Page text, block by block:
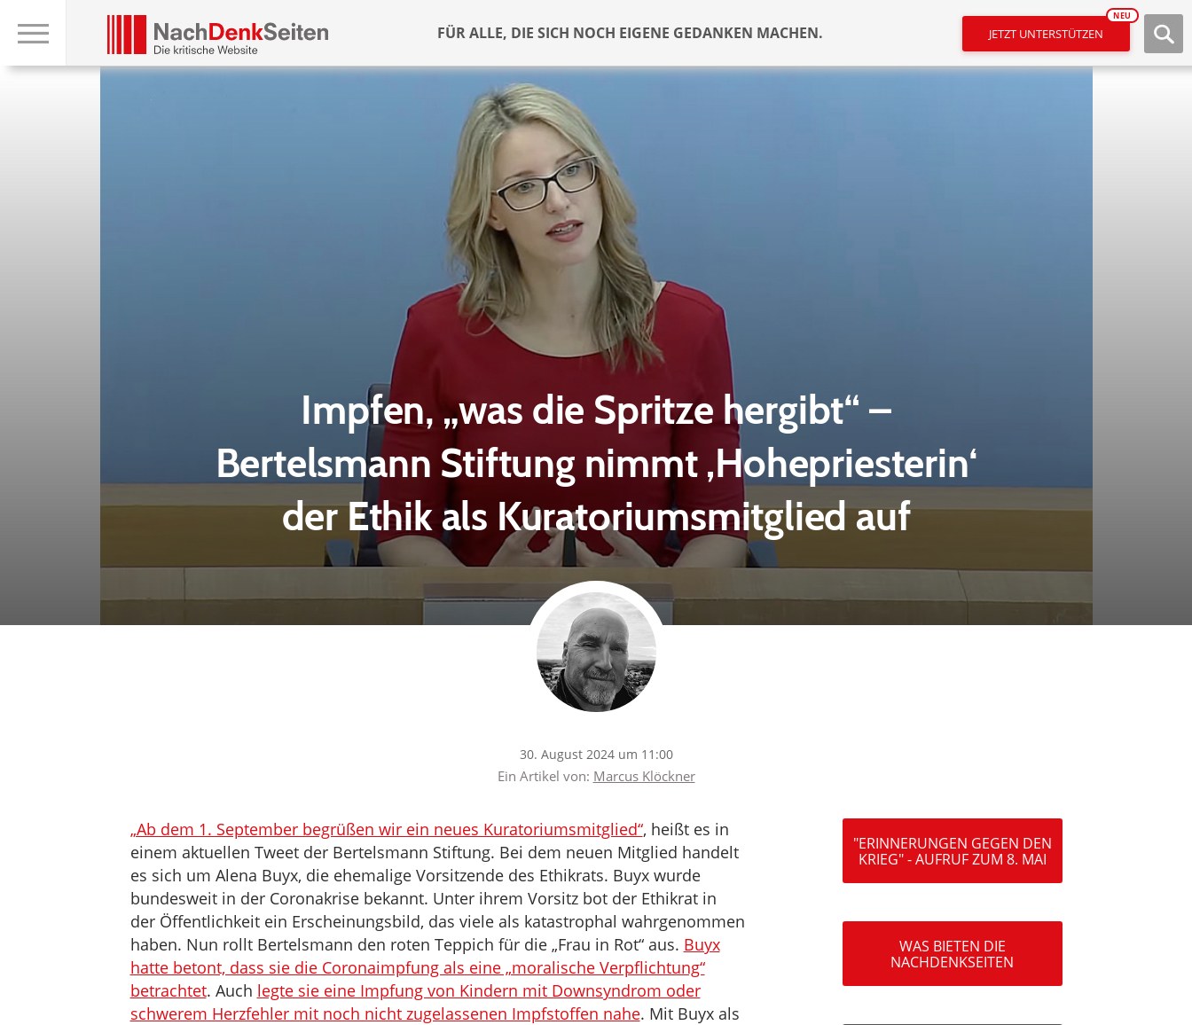
FÜR ALLE, DIE SICH NOCH EIGENE GEDANKEN MACHEN. JETZT UNTERSTÜTZEN
NEU
Impfen, „was die Spritze hergibt“ –
Bertelsmann Stiftung nimmt ‚Hohepriesterin‘
der Ethik als Kuratoriumsmitglied auf
30. August 2024 um 11:00
Ein Artikel von: Marcus Klöckner
„Ab dem 1. September begrüßen wir ein neues Kuratoriumsmitglied“, heißt es in
einem aktuellen Tweet der Bertelsmann Stiftung. Bei dem neuen Mitglied handelt
es sich um Alena Buyx, die ehemalige Vorsitzende des Ethikrats. Buyx wurde
bundesweit in der Coronakrise bekannt. Unter ihrem Vorsitz bot der Ethikrat in
der Öffentlichkeit ein Erscheinungsbild, das viele als katastrophal wahrgenommen
haben. Nun rollt Bertelsmann den roten Teppich für die „Frau in Rot“ aus. Buyx
hatte betont, dass sie die Coronaimpfung als eine „moralische Verpflichtung“
betrachtet. Auch legte sie eine Impfung von Kindern mit Downsyndrom oder
schwerem Herzfehler mit noch nicht zugelassenen Impfstoffen nahe. Mit Buyx als
"ERINNERUNGEN GEGEN DEN
KRIEG" - AUFRUF ZUM 8. MAI
WAS BIETEN DIE
NACHDENKSEITEN